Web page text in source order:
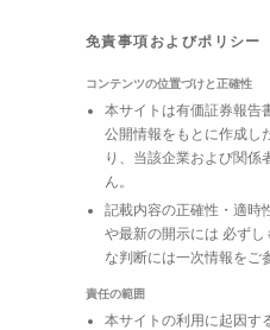
免責事項およびポリシー
コンテンツの位置づけと正確性
本サイトは有価証券報告
公開情報をもとに作成し
り、当該企業および関係
ん。
記載内容の正確性・適時
や最新の開示には 必ず
な判断には一次情報をご
責任の範囲
本サイトの利用に起因す